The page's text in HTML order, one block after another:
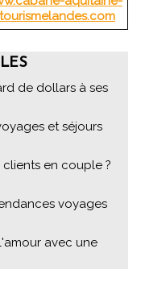
de dollars à ses
et séjours
en couple ?
voyages
avec une